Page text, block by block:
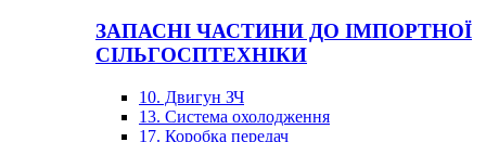
ЗАПАСНІ ЧАСТИНИ ДО ІМПОРТНОЇ
СІЛЬГОСПТЕХНІКИ
10. Двигун ЗЧ
13. Система охолодження
17. Коробка передач